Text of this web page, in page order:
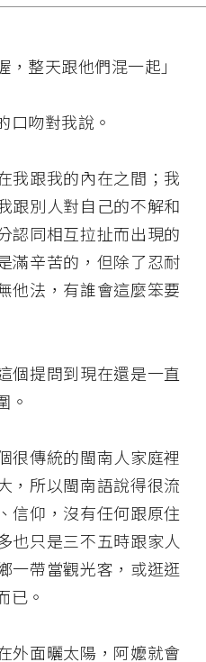
，整天跟他們混一起」
口吻對我說。
我跟我的內在之間；我
跟別人對自己的不解和
認同相互拉扯而出現的
滿辛苦的，但除了忍耐
他法，有誰會這麼笨要
個提問到現在還是一直
。
很傳統的閩南人家庭裡
，所以閩南語說得很流
信仰，沒有任何跟原住
也只是三不五時跟家人
一帶當觀光客，或逛逛
已。
外面曬太陽，阿嬤就會